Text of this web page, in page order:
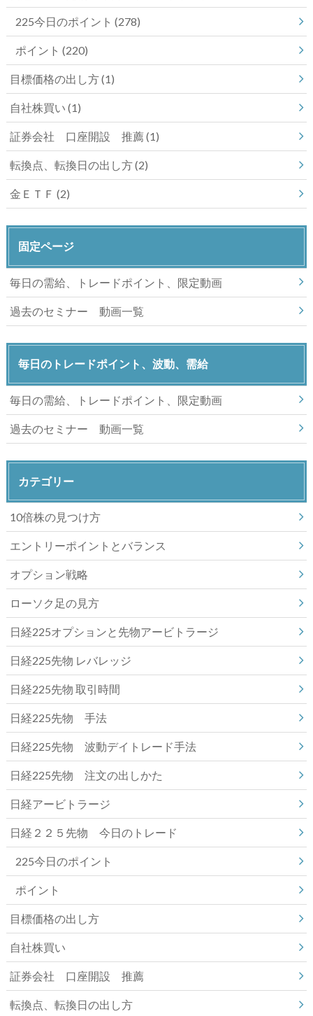
225今日のポイント (278)
ポイント (220)
目標価格の出し方(1)
自社株買い (1)
証券会社 口座開設 推薦(1)
転換点、転換日の出し方(2)
金ＥＴＦ (2)
固定ページ
毎日の需給、トレードポイント、限定動画
過去のセミナー 動画一覧
毎日のトレードポイント、波動、需給
毎日の需給、トレードポイント、限定動画
過去のセミナー 動画一覧
カテゴリー
10倍株の見つけ方
エントリーポイントとバランス
オプション戦略
ローソク足の見方
日経225オプションと先物アービトラージ
日経225先物 レバレッジ
日経225先物 取引時間
日経225先物 手法
日経225先物 波動デイトレード手法
日経225先物 注文の出しかた
日経アービトラージ
日経２２５先物 今日のトレード
225今日のポイント
ポイント
目標価格の出し方
自社株買い
証券会社 口座開設 推薦
転換点、転換日の出し方